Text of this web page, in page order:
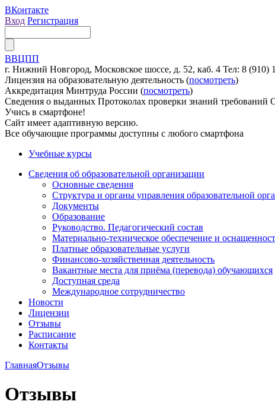
ВКонтакте
Вход Регистрация
ВВЦПП
г. Нижний Новгород, Московское шоссе, д. 52, каб. 4 Тел: 8 (910)
Лицензия на образовательную деятельность (посмотреть)
Аккредитация Минтруда России (посмотреть)
Сведения о выданных Протоколах проверки знаний
Учись в смартфоне!
Сайт имеет адаптивную версию.
Все обучающие программы доступны с любого смартфона
Учебные курсы
Сведения об образовательной организации
Основные сведения
Структура и органы управления образовательной
Документы
Образование
Руководство. Педагогический состав
Материально-техническое обеспечение и
Платные образовательные услуги
Финансово-хозяйственная деятельность
Вакантные места для приёма (перевода) обучающихся
Доступная среда
Международное сотрудничество
Новости
Лицензии
Отзывы
Расписание
Контакты
ГлавнаяОтзывы
Отзывы